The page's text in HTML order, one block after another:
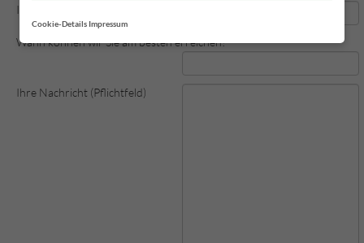
Ihre Telefonnummer (Pflichtfeld)
Wann können wir Sie am besten erreichen?
Ihre Nachricht (Pflichtfeld)
Cookie-Details Impressum